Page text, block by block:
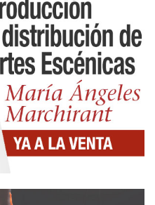
vibración de un
quien hace teatro:
regalo. Yo creo que
un regalo de Eugenio
quienes la han
junto a Julia Varley. Es
12 días encerrada en un
(en Portugal) también
destruido. Fue
no había ni baños. Y